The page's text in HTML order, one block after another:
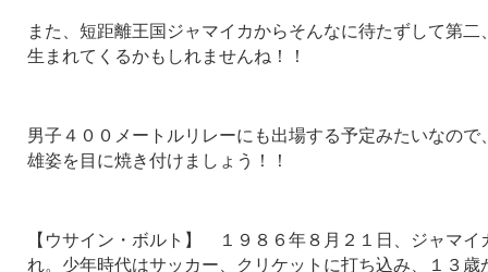
また、短距離王国ジャマイカからそんなに待たずして第
生まれてくるかもしれませんね！！
男子４００メートルリレーにも出場する予定みたいなので
雄姿を目に焼き付けましょう！！
【ウサイン・ボルト】 １９８６年８月２１日、ジャマイ
れ。少年時代はサッカー、クリケットに打ち込み、１３歳